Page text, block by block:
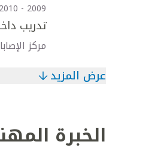
2009 - 2010
تدريب
مركز
عرض المزيد
الخبرة